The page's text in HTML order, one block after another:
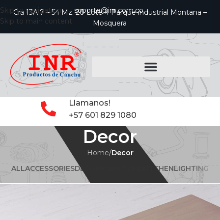
Skip to navigation
Skip to main content
soporte@inr.com.co
Cra 13A 7 – 54 Mz. 20 Lote 4 Parque industrial Montana –
Mosquera
Llamanos!
+57 601 829 1080
Decor
Home/Decor
ALLACCESSORIESDECOR KITCHENLIGHTING